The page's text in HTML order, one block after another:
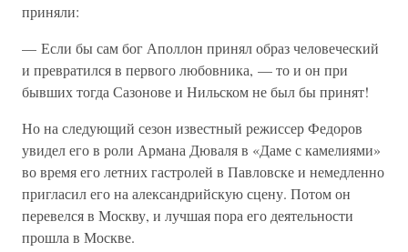
приняли:
— Если бы сам бог Аполлон принял образ человеческий
и превратился в первого любовника, — то и он при
бывших тогда Сазонове и Нильском не был бы принят!
Но на следующий сезон известный режиссер Федоров
увидел его в роли Армана Дюваля в «Даме с камелиями»
во время его летних гастролей в Павловске и немедленно
пригласил его на александрийскую сцену. Потом он
перевелся в Москву, и лучшая пора его деятельности
прошла в Москве.